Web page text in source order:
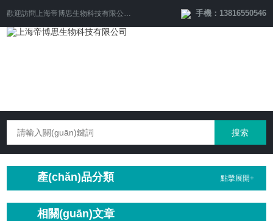
歡迎訪問 上海帝博思生物科技有限公司 手機：13816550546
產(chǎn)品分類 點擊展開+
相關(guān)文章